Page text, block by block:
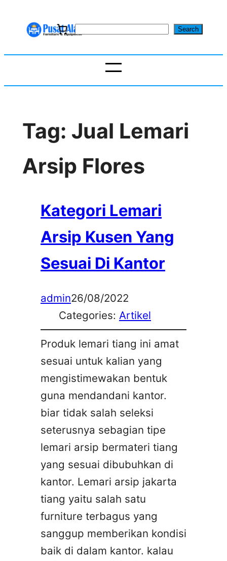
S
r
Search
Tag: Jual Lemari
Arsip Flores
Kategori Lemari
Arsip Kusen Yang
Sesuai Di Kantor
admin26/08/2022
Categories: Artikel
Produk lemari tiang ini amat
sesuai untuk kalian yang
mengistimewakan bentuk
guna mendandani kantor.
biar tidak salah seleksi
seterusnya sebagian tipe
lemari arsip bermateri tiang
yang sesuai dibubuhkan di
kantor. Lemari arsip jakarta
tiang yaitu salah satu
furniture terbagus yang
sanggup memberikan kondisi
baik di dalam kantor. kalau